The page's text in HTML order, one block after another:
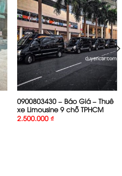
0900803430 – Báo Giá – Thuê
xe Limousine 9 chỗ TPHCM
2.500.000 ₫